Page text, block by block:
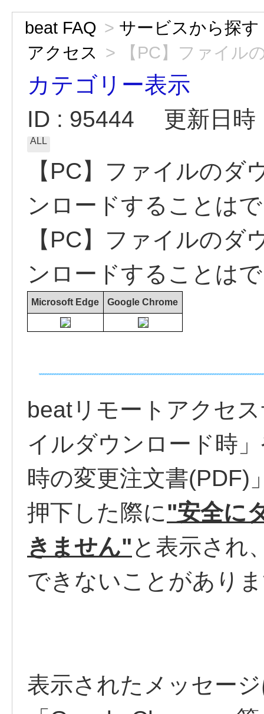
beat FAQ > サービスから探す
アクセス > 【PC】ファイル
カテゴリー表示
ID : 95444
更新日時
ALL
【PC】ファイルのダ
ンロードすることは
【PC】ファイルのダ
ンロードすることは
Microsoft Edge Google Chrome
beatリモートアクセ
イルダウンロード時
時の変更注文書(PDF)
押下した際に"安全に
きません"と表示され
できないことがあり
表示されたメッセー